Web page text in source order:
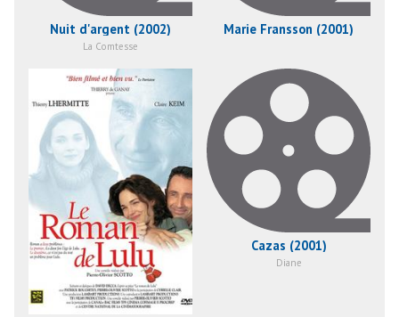
Nuit d'argent (2002)
La Comtesse
Marie Fransson (2001)
Cazas (2001)
Diane